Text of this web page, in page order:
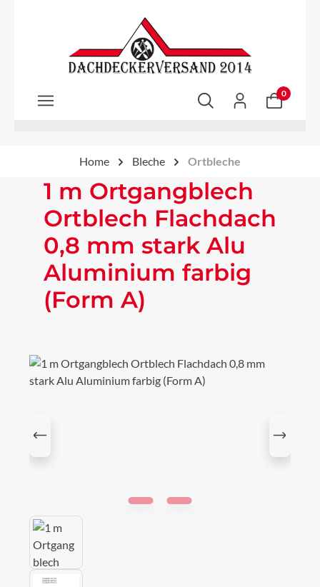
Zum Hauptinhalt springen
0
Home Bleche Ortbleche
1 m Ortgangblech
Ortblech Flachdach
0,8 mm stark Alu
Aluminium farbig
(Form A)
Bildergalerie überspringen